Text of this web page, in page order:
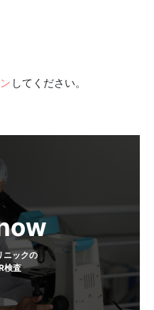
してください。
ニックの
検査